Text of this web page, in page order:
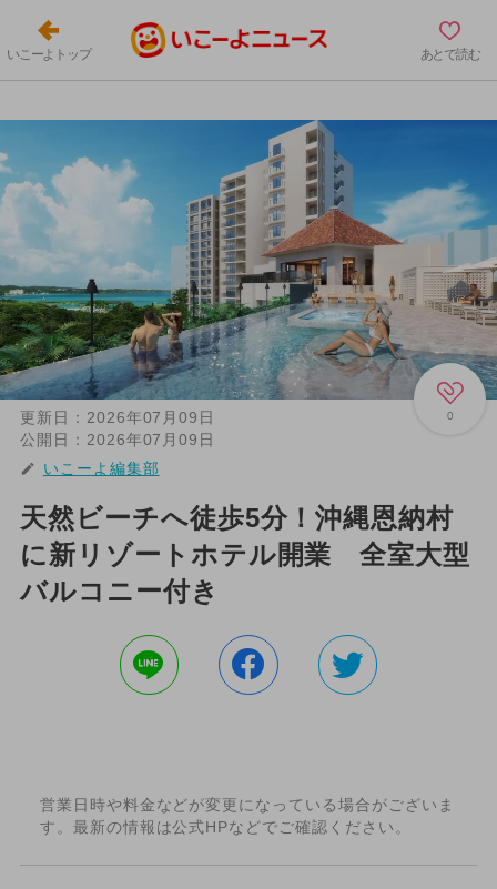
いこーよトップ あとで読む
0
更新日： 2026年07月09日
公開日： 2026年07月09日
いこーよ編集部
天然ビーチへ徒歩5分！沖縄恩納村
に新リゾートホテル開業 全室大型
バルコニー付き
営業日時や料金などが変更になっている場合がございま
す。最新の情報は公式HPなどでご確認ください。